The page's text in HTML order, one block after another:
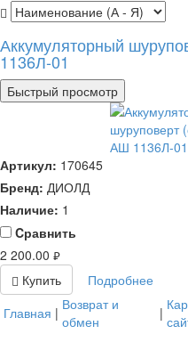
Аккумуляторный
1136Л-01
Быстрый просмотр
Артикул: 170645
Бренд: ДИОЛД
Наличие: 1
Cравнить
2 200.00 руб.
Купить
Подробнее
Главная | Возврат и
обмен
|